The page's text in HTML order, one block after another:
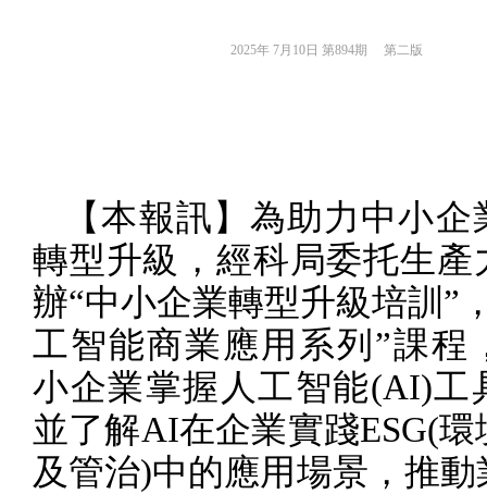
2025年 7月10日 第894期 第二版
【本報訊】為助力中小
轉型升級，經科局委托生產
辦“中小企業轉型升級培訓”
工智能商業應用系列”課程
小企業掌握人工智能(AI)工
並了解AI在企業實踐ESG(環
及管治)中的應用場景，推動